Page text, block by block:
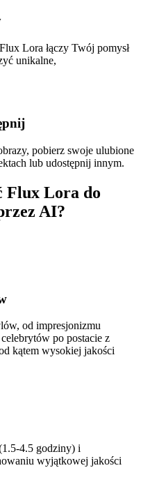
Lora łączy Twój pomysł
unikalne,
pobierz swoje ulubione
lub udostępnij innym.
Flux Lora do
AI?
od impresjonizmu
po postacie z
kątem wysokiej jakości
4.5 godziny) i
wyjątkowej jakości